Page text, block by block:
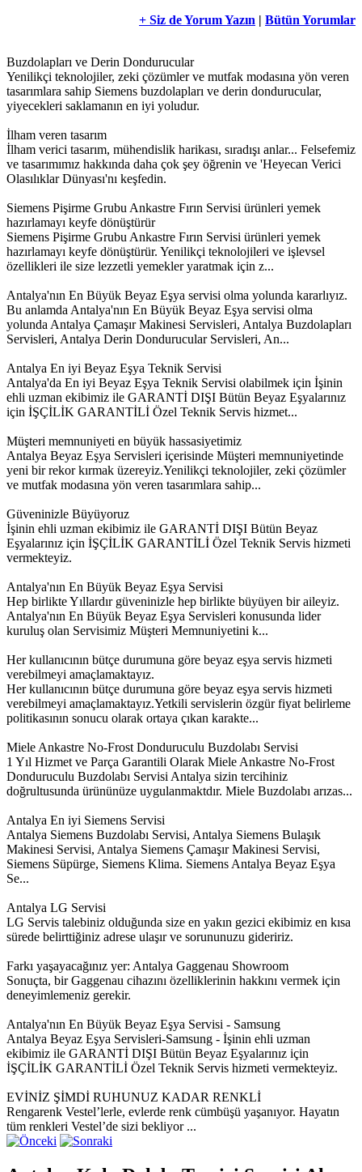
+ Siz de Yorum Yazın | Bütün Yorumlar
Buzdolapları ve Derin Dondurucular
Yenilikçi teknolojiler, zeki çözümler ve mutfak modasına yön veren
tasarımlara sahip Siemens buzdolapları ve derin dondurucular,
yiyecekleri saklamanın en iyi yoludur.
İlham veren tasarım
İlham verici tasarım, mühendislik harikası, sıradışı anlar... Felsefemiz
ve tasarımımız hakkında daha çok şey öğrenin ve 'Heyecan Verici
Olasılıklar Dünyası'nı keşfedin.
Siemens Pişirme Grubu Ankastre Fırın Servisi ürünleri yemek
hazırlamayı keyfe dönüştürür
Siemens Pişirme Grubu Ankastre Fırın Servisi ürünleri yemek
hazırlamayı keyfe dönüştürür. Yenilikçi teknolojileri ve işlevsel
özellikleri ile size lezzetli yemekler yaratmak için z...
Antalya'nın En Büyük Beyaz Eşya servisi olma yolunda kararlıyız.
Bu anlamda Antalya'nın En Büyük Beyaz Eşya servisi olma
yolunda Antalya Çamaşır Makinesi Servisleri, Antalya Buzdolapları
Servisleri, Antalya Derin Dondurucular Servisleri, An...
Antalya En iyi Beyaz Eşya Teknik Servisi
Antalya'da En iyi Beyaz Eşya Teknik Servisi olabilmek için İşinin
ehli uzman ekibimiz ile GARANTİ DIŞI Bütün Beyaz Eşyalarınız
için İŞÇİLİK GARANTİLİ Özel Teknik Servis hizmet...
Müşteri memnuniyeti en büyük hassasiyetimiz
Antalya Beyaz Eşya Servisleri içerisinde Müşteri memnuniyetinde
yeni bir rekor kırmak üzereyiz.Yenilikçi teknolojiler, zeki çözümler
ve mutfak modasına yön veren tasarımlara sahip...
Güveninizle Büyüyoruz
İşinin ehli uzman ekibimiz ile GARANTİ DIŞI Bütün Beyaz
Eşyalarınız için İŞÇİLİK GARANTİLİ Özel Teknik Servis hizmeti
vermekteyiz.
Antalya'nın En Büyük Beyaz Eşya Servisi
Hep birlikte Yıllardır güveninizle hep birlikte büyüyen bir aileyiz.
Antalya'nın En Büyük Beyaz Eşya Servisleri konusunda lider
kuruluş olan Servisimiz Müşteri Memnuniyetini k...
Her kullanıcının bütçe durumuna göre beyaz eşya servis hizmeti
verebilmeyi amaçlamaktayız.
Her kullanıcının bütçe durumuna göre beyaz eşya servis hizmeti
verebilmeyi amaçlamaktayız.Yetkili servislerin özgür fiyat belirleme
politikasının sonucu olarak ortaya çıkan karakte...
Miele Ankastre No-Frost Donduruculu Buzdolabı Servisi
1 Yıl Hizmet ve Parça Garantili Olarak Miele Ankastre No-Frost
Donduruculu Buzdolabı Servisi Antalya sizin tercihiniz
doğrultusunda ürününüze uygulanmaktdır. Miele Buzdolabı arızas...
Antalya En iyi Siemens Servisi
Antalya Siemens Buzdolabı Servisi, Antalya Siemens Bulaşık
Makinesi Servisi, Antalya Siemens Çamaşır Makinesi Servisi,
Siemens Süpürge, Siemens Klima. Siemens Antalya Beyaz Eşya
Se...
Antalya LG Servisi
LG Servis talebiniz olduğunda size en yakın gezici ekibimiz en kısa
sürede belirttiğiniz adrese ulaşır ve sorununuzu gideririz.
Farkı yaşayacağınız yer: Antalya Gaggenau Showroom
Sonuçta, bir Gaggenau cihazını özelliklerinin hakkını vermek için
deneyimlemeniz gerekir.
Antalya'nın En Büyük Beyaz Eşya Servisi - Samsung
Antalya Beyaz Eşya Servisleri-Samsung - İşinin ehli uzman
ekibimiz ile GARANTİ DIŞI Bütün Beyaz Eşyalarınız için
İŞÇİLİK GARANTİLİ Özel Teknik Servis hizmeti vermekteyiz.
EVİNİZ ŞİMDİ RUHUNUZ KADAR RENKLİ
Rengarenk Vestel’lerle, evlerde renk cümbüşü yaşanıyor. Hayatın
tüm renkleri Vestel’de sizi bekliyor ...